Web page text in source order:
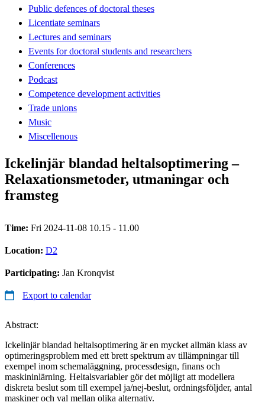
Public defences of doctoral theses
Licentiate seminars
Lectures and seminars
Events for doctoral students and researchers
Conferences
Podcast
Competence development activities
Trade unions
Music
Miscellenous
Ickelinjär blandad heltalsoptimering –
Relaxationsmetoder, utmaningar och
framsteg
Time: Fri 2024-11-08 10.15 - 11.00
Location: D2
Participating: Jan Kronqvist
Export to calendar
Abstract:
Ickelinjär blandad heltalsoptimering är en mycket allmän klass av
optimeringsproblem med ett brett spektrum av tillämpningar till
exempel inom schemaläggning, processdesign, finans och
maskininlärning. Heltalsvariabler gör det möjligt att modellera
diskreta beslut som till exempel ja/nej-beslut, ordningsföljder, antal
maskiner och val mellan olika alternativ.